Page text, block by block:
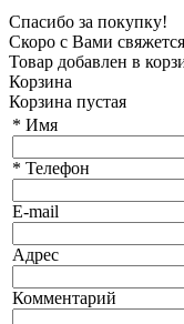
Спасибо за покупку!
Скоро с Вами
Товар добавлен в
Корзина
Корзина пустая
* Имя
* Телефон
E-mail
Адрес
Комментарий